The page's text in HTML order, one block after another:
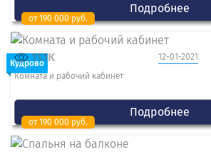
Подробнее
Кудрово
от 190 000 руб.
12-01-2021
11.1K
Комната и рабочий кабинет
Подробнее
от 190 000 руб.